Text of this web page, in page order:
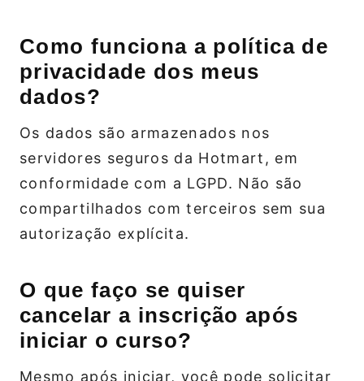
Como funciona a política de
privacidade dos meus
dados?
Os dados são armazenados nos
servidores seguros da Hotmart, em
conformidade com a LGPD. Não são
compartilhados com terceiros sem sua
autorização explícita.
O que faço se quiser
cancelar a inscrição após
iniciar o curso?
Mesmo após iniciar, você pode solicitar